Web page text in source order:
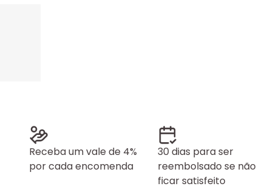
Receba um vale de 4%
por cada encomenda
30 dias para ser
reembolsado se não
ficar satisfeito